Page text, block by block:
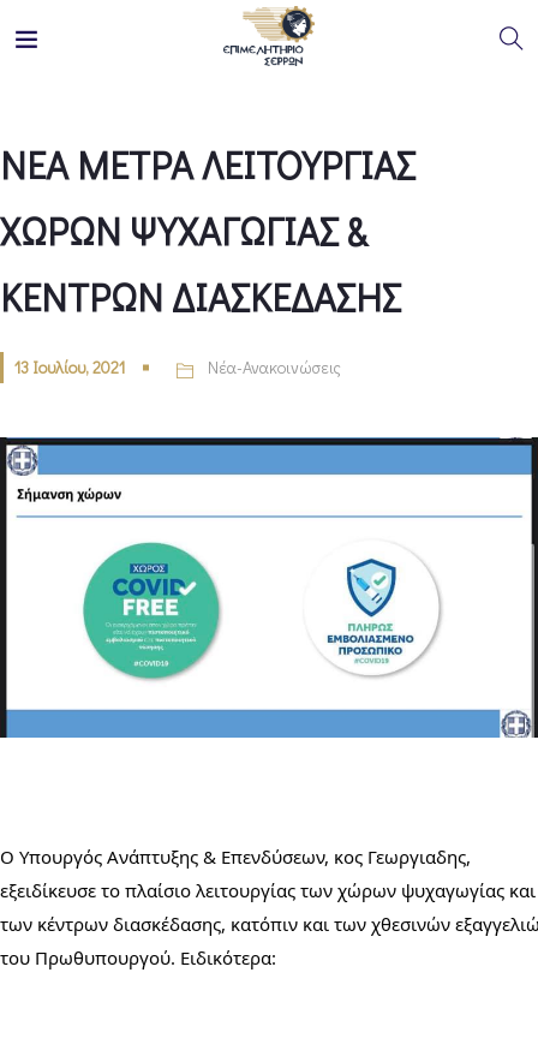
ΝΕΑ ΜΕΤΡΑ ΛΕΙΤΟΥΡΓΙΑΣ
ΧΩΡΩΝ ΨΥΧΑΓΩΓΙΑΣ &
ΚΕΝΤΡΩΝ ΔΙΑΣΚΕΔΑΣΗΣ
13 Ιουλίου, 2021 Νέα-Ανακοινώσεις
Ο Υπουργός Ανάπτυξης & Επενδύσεων, κος Γεωργιαδης,
εξειδίκευσε το πλαίσιο λειτουργίας των χώρων ψυχαγωγίας και
των κέντρων διασκέδασης, κατόπιν και των χθεσινών
του Πρωθυπουργού. Ειδικότερα: